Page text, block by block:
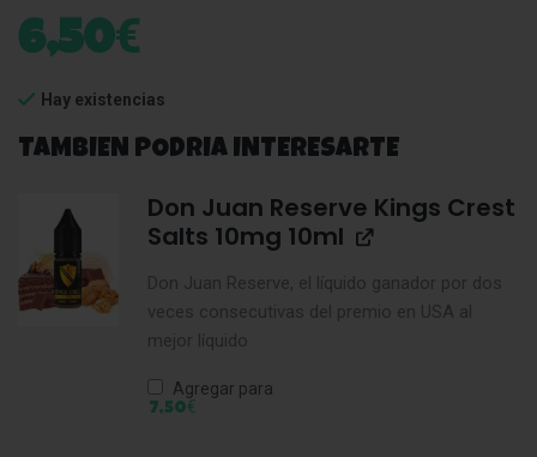
6,50€
Hay existencias
TAMBIEN PODRIA INTERESARTE
Don Juan Reserve Kings Crest
Salts 10mg 10ml
Don Juan Reserve, el líquido ganador por dos
veces consecutivas del premio en USA al
mejor líquido
Agregar para
7,50€